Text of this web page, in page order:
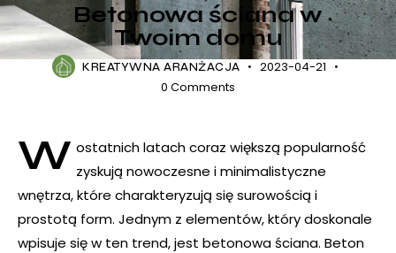
Betonowa ściana w
Twoim domu
KREATYWNA ARANŻACJA
2023-04-21
0 Comments
W ostatnich latach coraz większą popularność
zyskują nowoczesne i minimalistyczne
wnętrza, które charakteryzują się surowością i
prostotą form. Jednym z elementów, który doskonale
wpisuje się w ten trend, jest betonowa ściana. Beton